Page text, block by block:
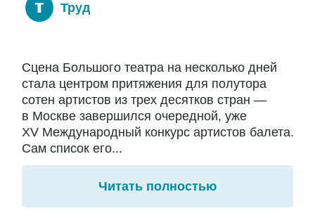
Труд
Сцена Большого театра на несколько дней
стала центром притяжения для полутора
сотен артистов из трех десятков стран —
в Москве завершился очередной, уже
XV Международный конкурс артистов балета.
Сам список его...
Читать полностью